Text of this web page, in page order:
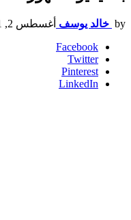
by خالد يوسف أغسطس 2, 2021, 3:20 ص
Facebook
Twitter
Pinterest
LinkedIn